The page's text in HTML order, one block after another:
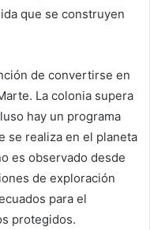
que se construyen
de convertirse en
La colonia supera
hay un programa
se realiza en el planeta
es observado desde
de exploración
para el
protegidos.